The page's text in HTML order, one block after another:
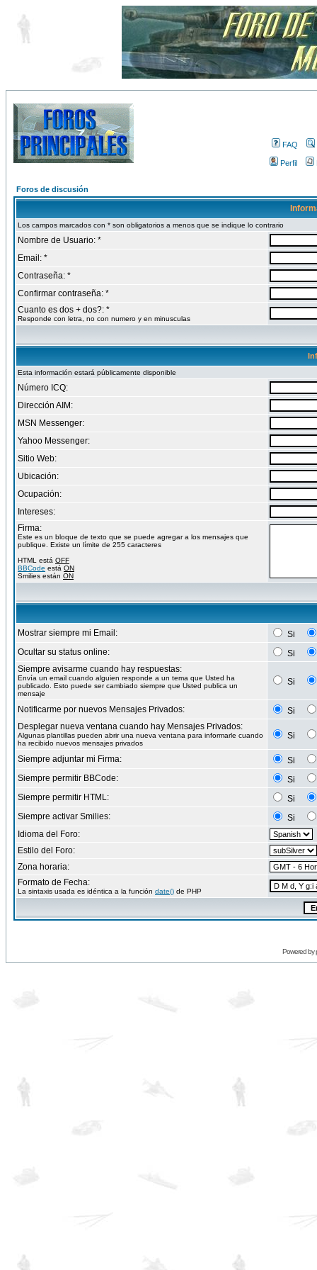
FAQ
Perfil
Foros de discusión
Los campos marcados con * son obligatorios a menos que se indique lo contrario
Nombre de Usuario: *
Email: *
Contraseña: *
Confirmar contraseña: *
Cuanto es dos + dos?: *
Responde con letra, no con numero y en minusculas
Esta información estará públicamente disponible
Número ICQ:
Dirección AIM:
MSN Messenger:
Yahoo Messenger:
Sitio Web:
Ubicación:
Ocupación:
Intereses:
Firma:
Este es un bloque de texto que se puede agregar a los mensajes que
publique. Existe un límite de 255 caracteres
HTML está OFF
BBCode está ON
Smilies están ON
Mostrar siempre mi Email:
Si
Ocultar su status online:
Si
Siempre avisarme cuando hay respuestas:
Envía un email cuando alguien responde a un tema que Usted ha
publicado. Esto puede ser cambiado siempre que Usted publica un
mensaje
Si
Notificarme por nuevos Mensajes Privados:
Si
Desplegar nueva ventana cuando hay Mensajes Privados:
Algunas plantillas pueden abrir una nueva ventana para informarle cuando
ha recibido nuevos mensajes privados
Si
Siempre adjuntar mi Firma:
Si
Siempre permitir BBCode:
Si
Siempre permitir HTML:
Si
Siempre activar Smilies:
Si
Idioma del Foro:
Estilo del Foro:
Zona horaria:
Formato de Fecha:
La sintaxis usada es idéntica a la función date() de PHP
Powered by